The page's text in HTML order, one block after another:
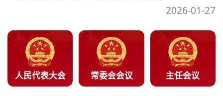
2026-01-27
人民代表大会 常委会会议 主任会议